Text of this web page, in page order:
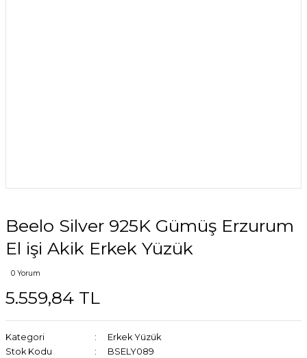
Beelo Silver 925K Gümüş Erzurum
El işi Akik Erkek Yüzük
0 Yorum
5.559,84 TL
Kategori
Erkek Yüzük
Stok Kodu
BSELY089